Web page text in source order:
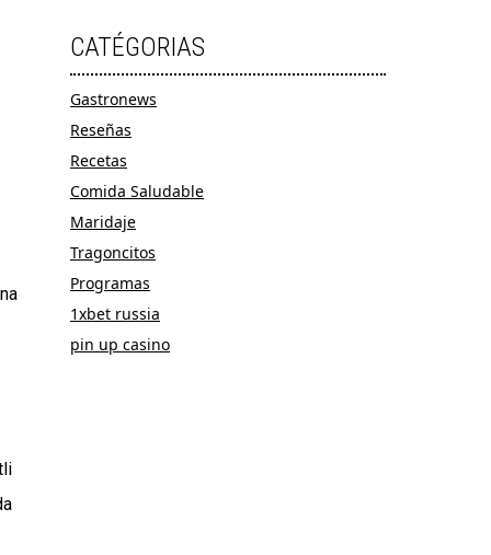
CATÉGORIAS
Gastronews
Reseñas
Recetas
Comida Saludable
Maridaje
Tragoncitos
Programas
1xbet russia
pin up casino